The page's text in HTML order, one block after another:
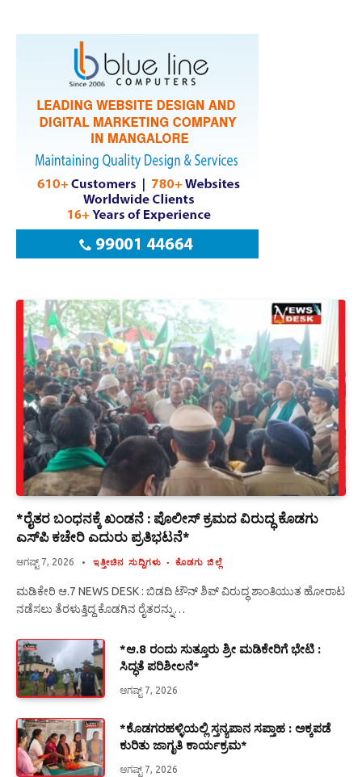
*ರೈತರ ಬಂಧನಕ್ಕೆ ಖಂಡನೆ : ಪೊಲೀಸ್ ಕ್ರಮದ ವಿರುದ್ಧ ಕೊಡಗು
ಎಸ್‍ಪಿ ಕಚೇರಿ ಎದುರು ಪ್ರತಿಭಟನೆ*
ಆಗಷ್ಟ್ 7, 2026 ಇತ್ತೀಚಿನ ಸುದ್ದಿಗಳು ಕೊಡಗು ಜಿಲ್ಲೆ
ಮಡಿಕೇರಿ ಆ.7 NEWS DESK : ಬಿಡದಿ ಟೌನ್ ಶಿಪ್ ವಿರುದ್ಧ ಶಾಂತಿಯುತ ಹೋರಾಟ
ನಡೆಸಲು ತೆರಳುತ್ತಿದ್ದ ಕೊಡಗಿನ ರೈತರನ್ನು…
*ಆ.8 ರಂದು ಸುತ್ತೂರು ಶ್ರೀ ಮಡಿಕೇರಿಗೆ ಭೇಟಿ :
ಸಿದ್ಧತೆ ಪರಿಶೀಲನೆ*
ಆಗಷ್ಟ್ 7, 2026
*ಕೊಡಗರಹಳ್ಳಿಯಲ್ಲಿ ಸ್ತನ್ಯಪಾನ ಸಪ್ತಾಹ : ಅಕ್ಕಪಡೆ
ಕುರಿತು ಜಾಗೃತಿ ಕಾರ್ಯಕ್ರಮ*
ಆಗಷ್ಟ್ 7, 2026